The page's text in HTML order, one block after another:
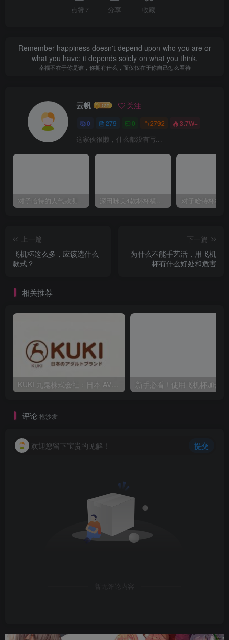
点赞 7 分享 收藏
Remember happiness doesn't depend upon who you are or
what you have; it depends solely on what you think.
幸福不在于你是谁，你拥有什么，而仅仅在于你自己怎么看待
云帆 关注
0 279 0 2792 3.7W+
这家伙很懒，什么都没有写...
对子哈特的人气款测评，推荐！ 深田咏美4款杯杯横向对比评测
上一篇
飞机杯这么多，应该选什么
款式？
下一篇
为什么不能手艺活，用飞机
杯有什么好处和危害
相关推荐
评论 抢沙发
欢迎您留下宝贵的见解！ 提交
暂无评论内容